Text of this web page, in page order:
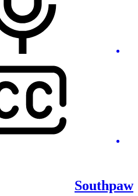
Southpaw